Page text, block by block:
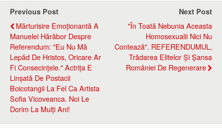
Previous Post
Mărturisire Emoționantă A
Manuelei Hărăbor Despre
Referendum: "Eu Nu Mă
Lepăd De Hristos, Oricare Ar
Fi Consecințele." Actrița E
Linșată De Postacii
Boicotangii La Fel Ca Artista
Sofia Vicoveanca. Noi Le
Dorim La Mulți Ani!
Next Post
"În Toată Nebunia Aceasta
Homosexualii Nici Nu
Contează". REFERENDUMUL,
Trădarea Elitelor Și Șansa
României De Regenerare